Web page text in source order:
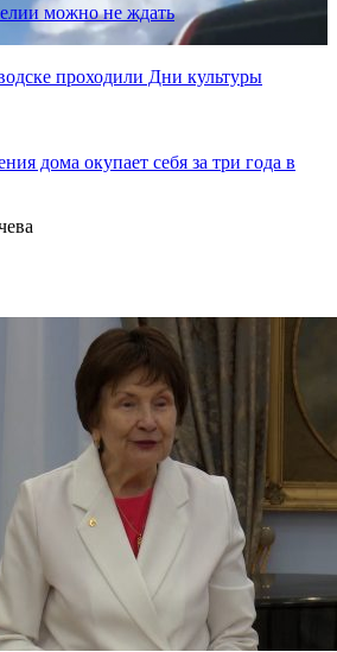
можно не ждать
проходили Дни культуры
дома окупает себя за три года в